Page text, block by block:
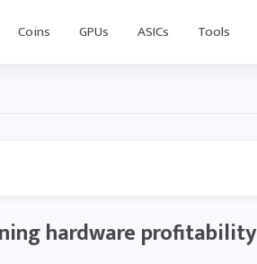
Coins GPUs ASICs Tools
hardware profitability